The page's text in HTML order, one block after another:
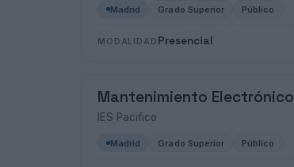
Madrid Grado Superior Público
MODALIDAD Presencial
Mantenimiento Electrónico
IES Pacifico
Madrid Grado Superior Público